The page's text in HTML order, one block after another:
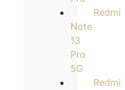
Redmi
Note
13
Pro
5G
Redmi